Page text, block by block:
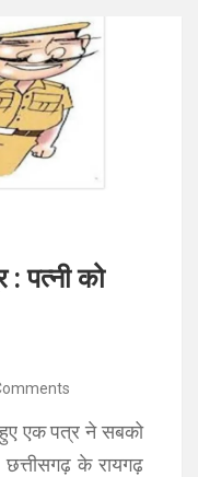
: पत्नी को
हुए एक पत्र ने सबको
के रायगढ़